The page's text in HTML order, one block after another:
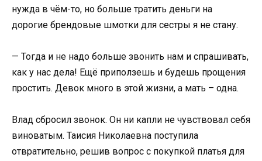
нужда в чём-то, но больше тратить деньги на
дорогие брендовые шмотки для сестры я не стану.
— Тогда и не надо больше звонить нам и спрашивать,
как у нас дела! Ещё приползешь и будешь прощения
простить. Девок много в этой жизни, а мать – одна.
Влад сбросил звонок. Он ни капли не чувствовал себя
виноватым. Таисия Николаевна поступила
отвратительно, решив вопрос с покупкой платья для